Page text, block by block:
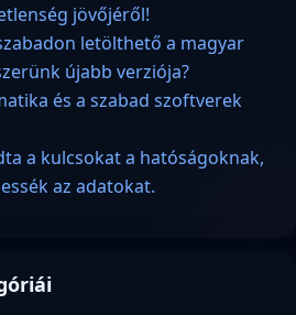
jövőjéről!
letölthető a magyar
újabb verziója?
és a szabad szoftverek
a kulcsokat a hatóságoknak,
az adatokat.